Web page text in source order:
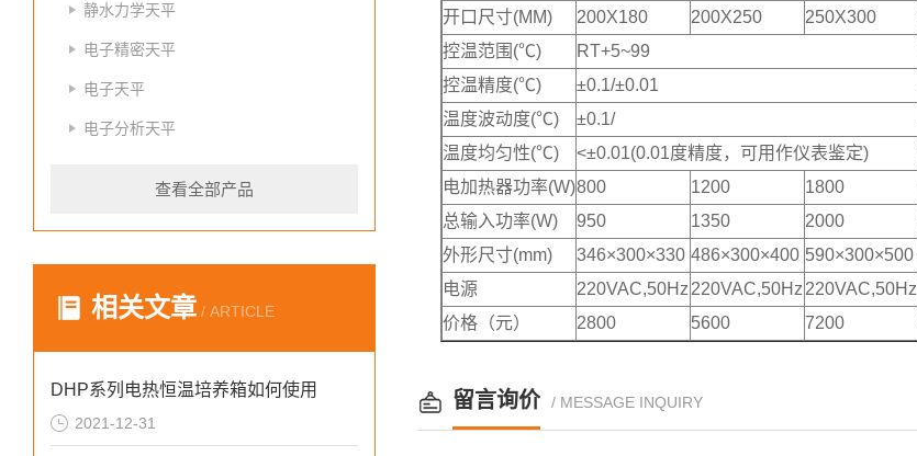
静水力学天平
电子精密天平
电子天平
电子分析天平
查看全部产品
相关文章 / ARTICLE
DHP系列电热恒温培养箱如何使用
2021-12-31
开口尺寸(MM)
200X180 200X250 250X300
控温范围(℃)
RT+5~99
控温精度(℃)
±0.1/±0.01
温度波动度(℃)
±0.1/
温度均匀性(℃)
<±0.01(0.01度精度，可用作仪表鉴定)
电加热器功率(W)800 1200 1800
总输入功率(W)
950 1350 2000
外形尺寸(mm)
346×300×330 486×300×400 590×300×500
电源
220VAC,50Hz 220VAC,50Hz 220VAC,50Hz
价格（元）
2800 5600 7200
留言询价 / MESSAGE INQUIRY